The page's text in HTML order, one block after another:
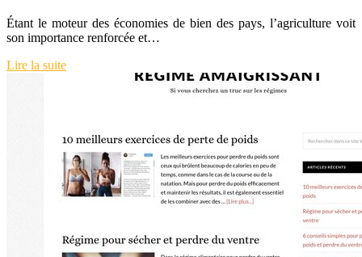
Étant le moteur des économies de bien des pays, l’agriculture voit
son importance renforcée et…
Lire la suite